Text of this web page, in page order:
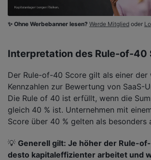
✨ Ohne Werbebanner lesen? Werde Mitglied oder
Interpretation des Rule-of-40
Der Rule-of-40 Score gilt als einer der
Kennzahlen zur Bewertung von SaaS-
Die Rule of 40 ist erfüllt, wenn die
gleich 40 % ist. Unternehmen mit
Score über 40 % gelten als besonders
💡 Generell gilt: Je höher der Rule-
desto kapitaleffizienter arbeitet und